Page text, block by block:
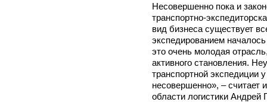
Несовершенно пока и
транспортно-
вид бизнеса существует
экспедированием
это очень молодая
активного становления.
транспортной экспедиции
несовершенно», – считает
области логистики